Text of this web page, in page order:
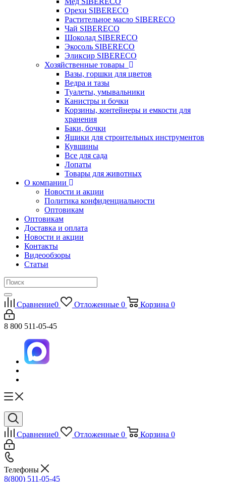
Орехи SIBERECO
Растительное масло SIBERECO
Чай SIBERECO
Шоколад SIBERECO
Экосоль SIBERECO
Эликсир SIBERECO
Хозяйственные товары
Вазы, горшки для цветов
Ведра и тазы
Туалеты, умывальники
Канистры и бочки
Корзины, контейнеры и емкости для
хранения
Баки, бочки
Ящики для строительных инструментов
Кувшины
Все для сада
Лопаты
Товары для животных
О компании
Новости и акции
Политика конфиденциальности
Оптовикам
Оптовикам
Доставка и оплата
Новости и акции
Контакты
Видеообзоры
Статьи
Сравнение0 Отложенные 0 Корзина 0
8 800 511-05-45
Сравнение0 Отложенные 0 Корзина 0
Телефоны
8(800) 511-05-45